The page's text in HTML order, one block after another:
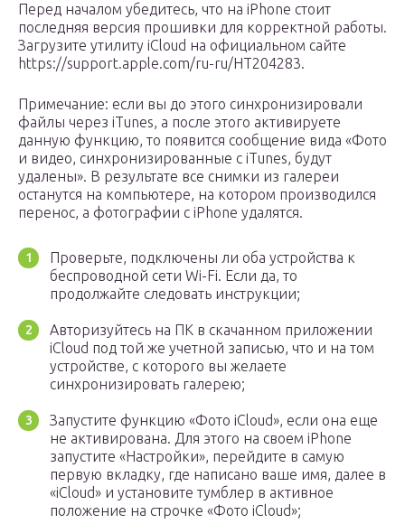
Перед началом убедитесь, что на iPhone стоит
последняя версия прошивки для корректной работы.
Загрузите утилиту iCloud на официальном сайте
https://support.apple.com/ru-ru/HT204283.
Примечание: если вы до этого синхронизировали
файлы через iTunes, а после этого активируете
данную функцию, то появится сообщение вида «Фото
и видео, синхронизированные с iTunes, будут
удалены». В результате все снимки из галереи
останутся на компьютере, на котором производился
перенос, а фотографии с iPhone удалятся.
Проверьте, подключены ли оба устройства к
беспроводной сети Wi-Fi. Если да, то
продолжайте следовать инструкции;
Авторизуйтесь на ПК в скачанном приложении
iCloud под той же учетной записью, что и на том
устройстве, с которого вы желаете
синхронизировать галерею;
Запустите функцию «Фото iCloud», если она еще
не активирована. Для этого на своем iPhone
запустите «Настройки», перейдите в самую
первую вкладку, где написано ваше имя, далее в
«iCloud» и установите тумблер в активное
положение на строчке «Фото iCloud»;